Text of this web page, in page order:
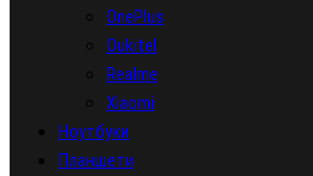
OnePlus
Oukitel
Realme
Xiaomi
Ноутбуки
Планшети